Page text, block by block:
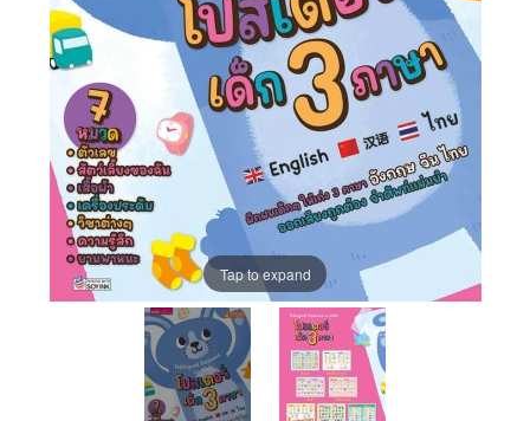
Tap to expand